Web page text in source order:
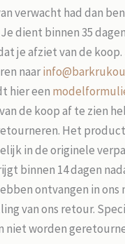
verwacht had dan
dient binnen 35
je afziet van de
naar
hier een
de koop af te zien
Het
in de originele
binnen 14 dagen
ontvangen in ons
van ons retour.
niet worden